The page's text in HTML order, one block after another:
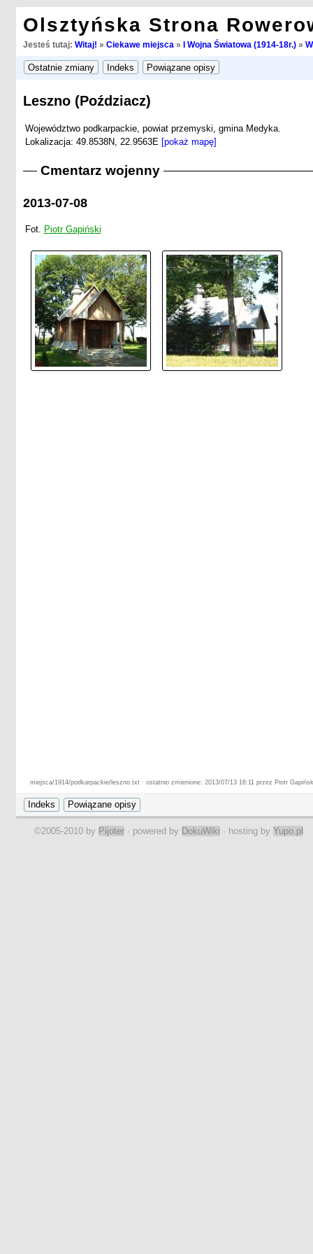
Olsztyńska Strona
Jesteś tutaj: Witaj! » Ciekawe miejsca » I Wojna Światowa (1914-18r.)»
Leszno (Poździacz)
Województwo podkarpackie, powiat przemyski, gmina Medyka.
Lokalizacja: 49.8538N, 22.9563E [pokaż mapę]
Cmentarz wojenny
2013-07-08
Fot. Piotr Gapiński
miejsca/1914/podkarpackie/leszno.txt · ostatnio zmienione: 2013/07/13 16:11 przez Piotr
©2005-2010 by Pijoter · powered by DokuWiki · hosting by Yupo.pl